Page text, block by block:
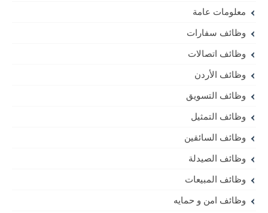
معلومات عامة
وظائف سفارات
وظائف اتصالات
وظائف الأردن
وظائف التسويق
وظائف التمثيل
وظائف السائقين
وظائف الصيدلة
وظائف المبيعات
وظائف امن و حمايه